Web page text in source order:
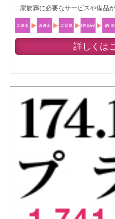
家族葬に必要なサービスや備品
詳しくは